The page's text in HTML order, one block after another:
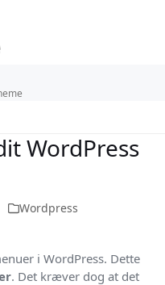
WordPress
Wordpress
i WordPress. Dette
. Det kræver dog at det